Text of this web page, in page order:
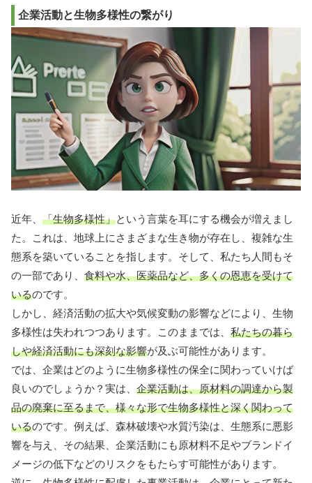
企業活動と生物多様性の繋がり
近年、 「生物多様性」という言葉を耳にする機会が増えまし
た。これは、地球上にさまざまな生き物が存在し、複雑な生
態系を築いていることを指します。そして、私たち人間もそ
の一部であり、 食料や水、医薬品など、多くの恩恵を受けて
いるのです。
しかし、経済活動の拡大や気候変動の影響などにより、生物
多様性は失われつつあります。このままでは、 私たちの暮ら
しや経済活動にも深刻な影響が及ぶ可能性があります。
では、企業はどのように生物多様性の保全に関わっていけば
良いのでしょうか？実は、 企業活動は、原材料の調達から製
品の廃棄に至るまで、様々な形で生物多様性と深く関わって
いるのです。例えば、森林破壊や水質汚染は、生態系に悪影
響を与え、その結果、企業活動にも原材料不足やブランドイ
メージの低下などのリスクをもたらす可能性があります。